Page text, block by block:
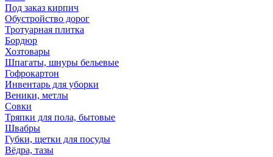
Под заказ кирпич
Обустройство дорог
Тротуарная плитка
Бордюр
Хозтовары
Шпагаты, шнуры бельевые
Гофрокартон
Инвентарь для уборки
Веники, метлы
Совки
Тряпки для пола, бытовые
Швабры
Губки, щетки для посуды
Вёдра, тазы